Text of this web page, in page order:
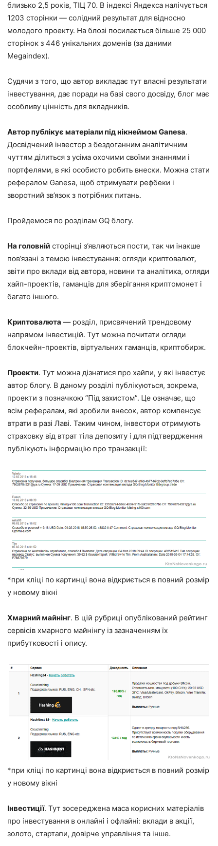
близько 2,5 років, ТІЦ 70. В індексі Яндекса налічується
1203 сторінки — солідний результат для відносно
молодого проекту. На блозі посилається більше 25 000
сторінок з 446 унікальних доменів (за даними
Megaindex).
Судячи з того, що автор викладає тут власні результати
інвестування, дає поради на базі свого досвіду, блог має
особливу цінність для вкладників.
Автор публікує матеріали під нікнеймом Ganesa.
Досвідчений інвестор з бездоганним аналітичним
чуттям ділиться з усіма охочими своїми знаннями і
портфелями, в які особисто робить внески. Можна стати
рефералом Ganesa, щоб отримувати рефбеки і
зворотний зв’язок з потрібних питань.
Пройдемося по розділам GQ блогу.
На головній сторінці з’являються пости, так чи інакше
пов’язані з темою інвестування: огляди криптовалют,
звіти про вклади від автора, новини та аналітика, огляди
хайп-проектів, гаманців для зберігання криптомонет і
багато іншого.
Криптовалюта — розділ, присвячений трендовому
напрямом інвестицій. Тут можна почитати огляди
блокчейн-проектів, віртуальних гаманців, криптобирж.
Проекти. Тут можна дізнатися про хайпи, у які інвестує
автор блогу. В даному розділі публікуються, зокрема,
проекти з позначкою “Під захистом”. Це означає, що
всім рефералам, які зробили внесок, автор компенсує
втрати в разі Лаві. Таким чином, інвестори отримують
страховку від втрат тіла депозиту і для підтвердження
публікують інформацію про транзакції:
*при кліці по картинці вона відкриється в повний розмір
у новому вікні
Хмарний майнінг. В цій рубриці опублікований рейтинг
сервісів хмарного майнінгу із зазначенням їх
прибутковості і опису.
*при кліці по картинці вона відкриється в повний розмір
у новому вікні
Інвестиції. Тут зосереджена маса корисних матеріалів
про інвестування в онлайні і офлайні: вклади в акції,
золото, стартапи, довірче управління та інше.